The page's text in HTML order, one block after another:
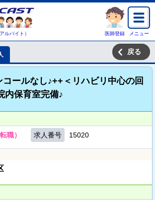
ルバイト） 医師登録 メニュー
戻る
ールなし♪++＜リハビリ中心の回
内保育室完備♪
職） 求人番号 15020